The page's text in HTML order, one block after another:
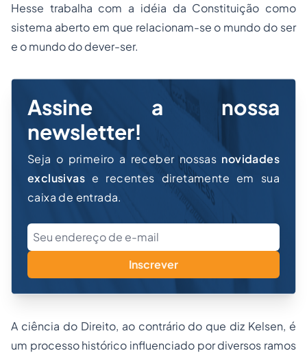
Hesse trabalha com a idéia da Constituição como
sistema aberto em que relacionam-se o mundo do ser
e o mundo do dever-ser.
Assine a nossa
newsletter!
Seja o primeiro a receber nossas novidades
exclusivas e recentes diretamente em sua
caixa de entrada.
Inscrever
A ciência do Direito, ao contrário do que diz Kelsen, é
um processo histórico influenciado por diversos ramos